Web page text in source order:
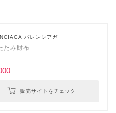
バレンシアガ
たみ財布
販売サイトをチェック